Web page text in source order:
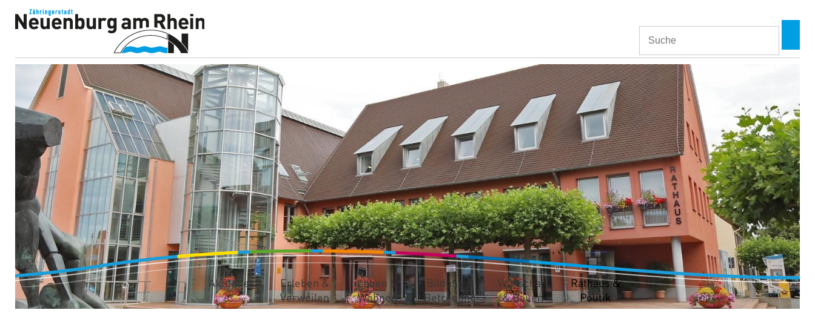
Aktuelles
Erleben &
Verweilen
Leben &
Wohnen
Bildung &
Betreuung
Wirtschaft
& Bauen
Rathaus &
Politik